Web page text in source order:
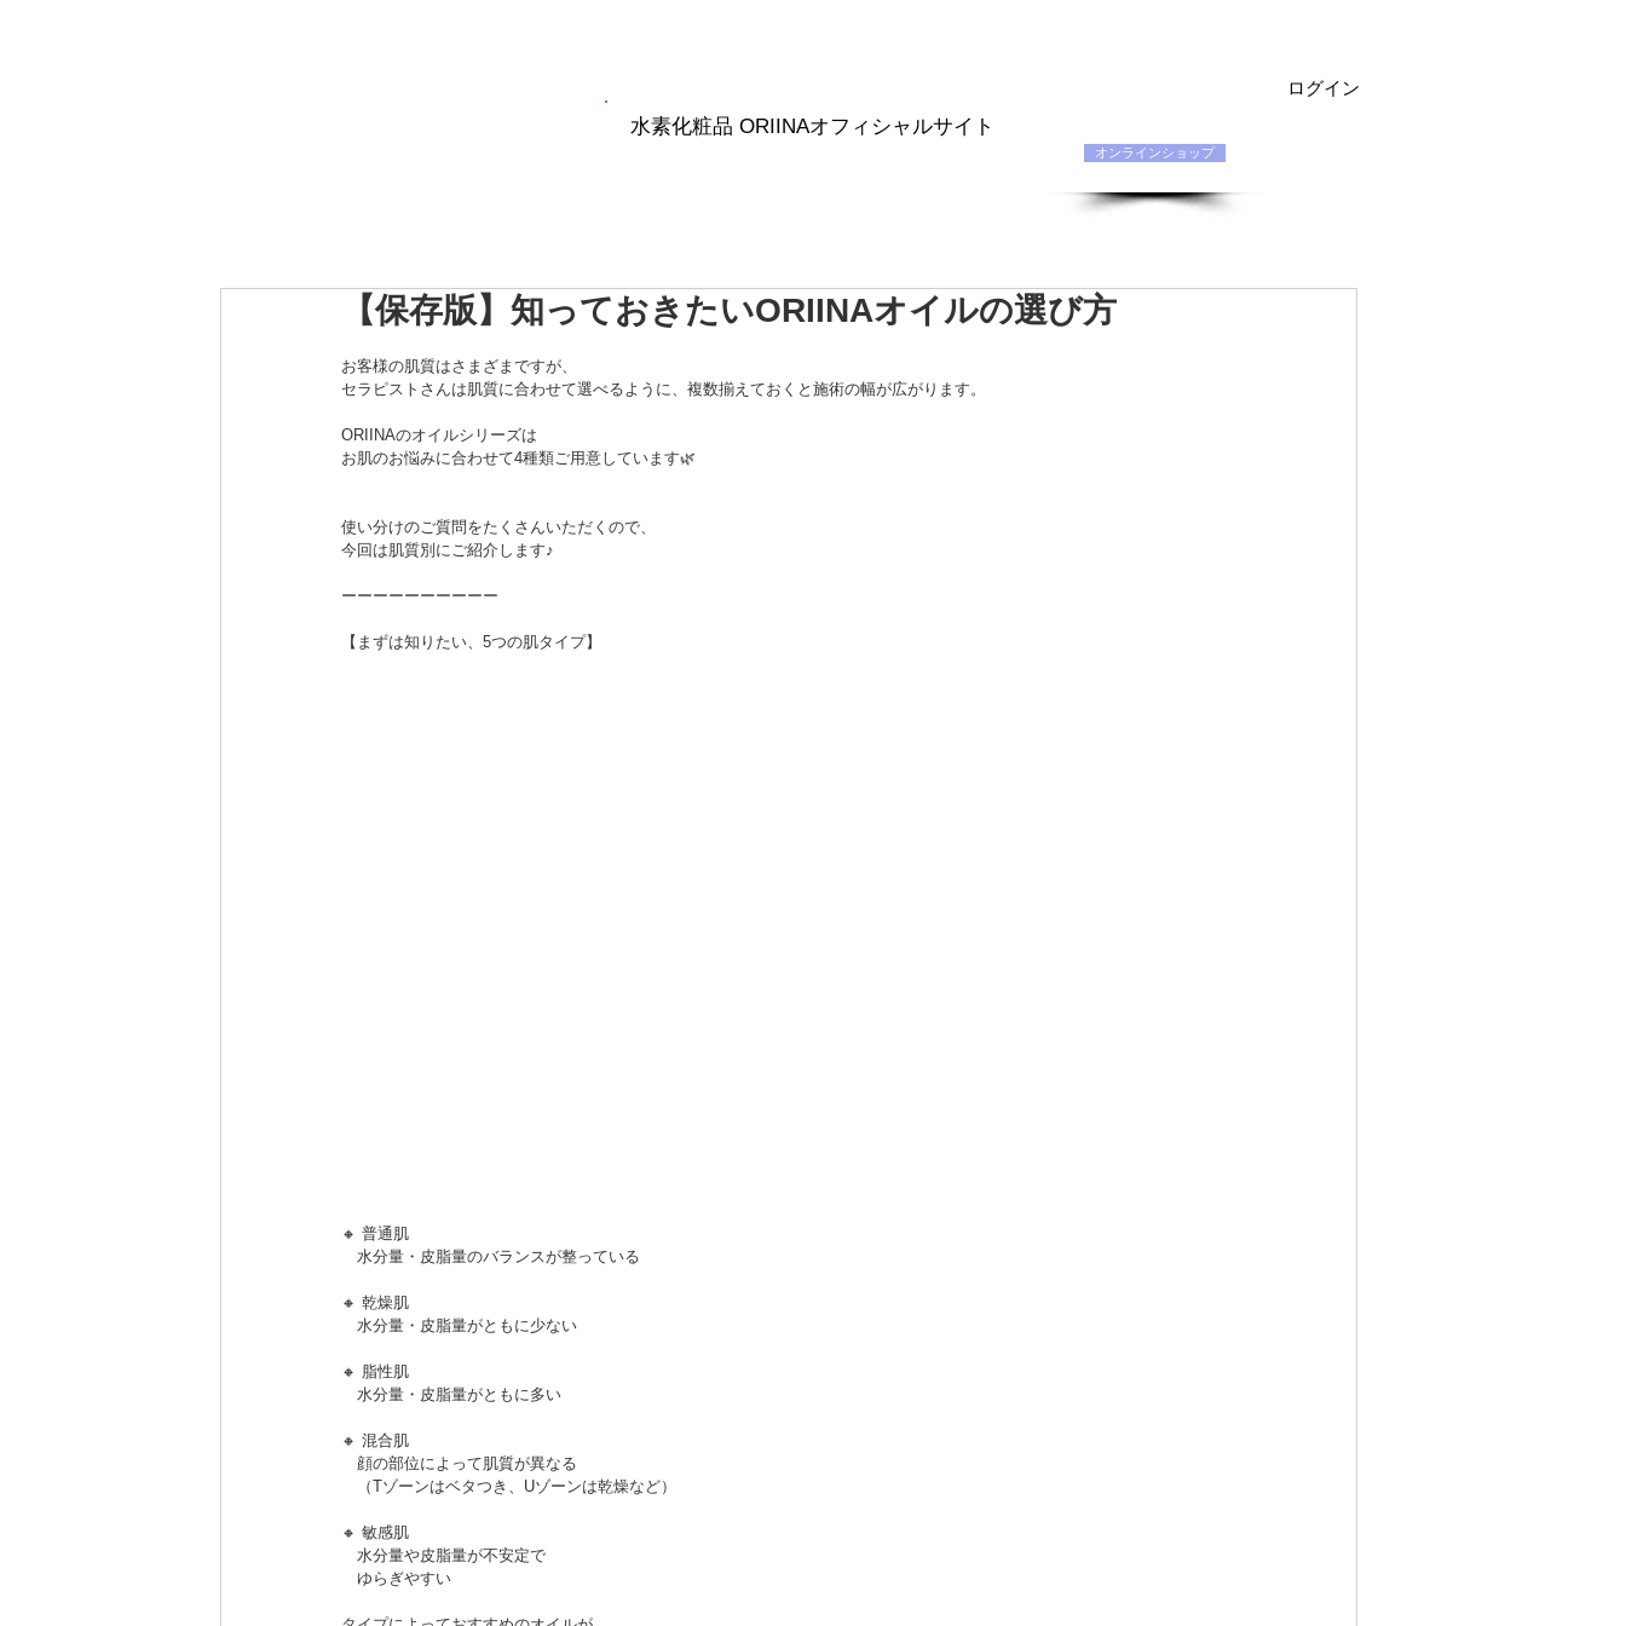
水素化粧品 ORIINAオフィシャルサイト
ログイン
オンラインショップ
【保存版】知っておきたいORIINAオイルの選び方
お客様の肌質はさまざまですが、
セラピストさんは肌質に合わせて選べるように、複数揃えておくと施術の幅が広がります。
ORIINAのオイルシリーズは
お肌のお悩みに合わせて4種類ご用意しています🌿
使い分けのご質問をたくさんいただくので、
今回は肌質別にご紹介します♪
ーーーーーーーーーー
【まずは知りたい、5つの肌タイプ】
🔸 普通肌
水分量・皮脂量のバランスが整っている
🔸 乾燥肌
水分量・皮脂量がともに少ない
🔸 脂性肌
水分量・皮脂量がともに多い
🔸 混合肌
顔の部位によって肌質が異なる
（Tゾーンはベタつき、Uゾーンは乾燥など）
🔸 敏感肌
水分量や皮脂量が不安定で
ゆらぎやすい